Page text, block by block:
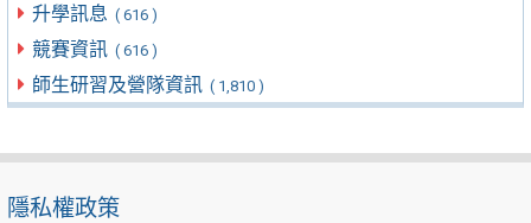
升學訊息 ( 616 )
競賽資訊 ( 616 )
師生研習及營隊資訊 ( 1,810 )
隱私權政策